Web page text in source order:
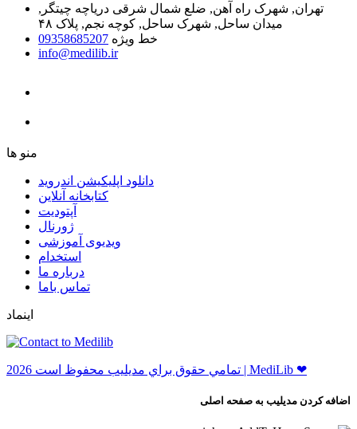
تهران, شهرک راه آهن, ضلع شمال شرقی دریاچه چیتگر,
میدان ساحل, شهرک ساحل, کوچه نجم, پلاک ۴۸
خط ویژه 09358685207
info@medilib.ir
ﻣﻨﻮ ﻫﺎ
دانلود اپلیکیشن اندروید
ﮐﺘﺎﺑﺨﺎﻧﻪ ﺁﻧﻼﯾﻦ
ﺁﭘﺘﻮﺩﯾﺖ
ﮊﻭﺭﻧﺎﻝ
ویدیوی آموزشی
استخدام
درباره ما
ﺗﻤﺎﺱ ﺑﺎﻣﺎ
اینماد
ﺗﻤﺎﻣﻲ ﺣﻘﻮﻕ ﺑﺮاﻱ ﻣﺪﻳﻠﻴﺐ ﻣﺤﻔﻮﻅ اﺳﺖ 2026 | MediLib ❤
اضافه کردن مدیلیب به صفحه اصلی